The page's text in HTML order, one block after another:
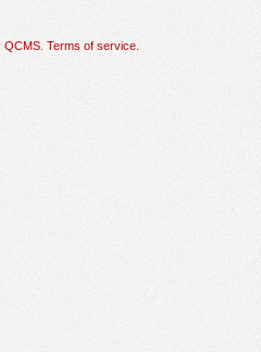
QCMS Terms of service.